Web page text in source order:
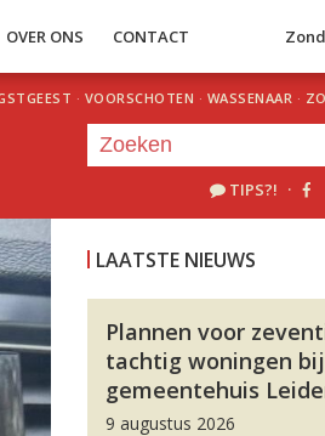
OVER ONS CONTACT
· VOORSCHOTEN · WASSENAAR ·
TIPS?! ·
LAATSTE NIEUWS
Plannen voor
tachtig woningen
gemeentehuis
9 augustus 2026